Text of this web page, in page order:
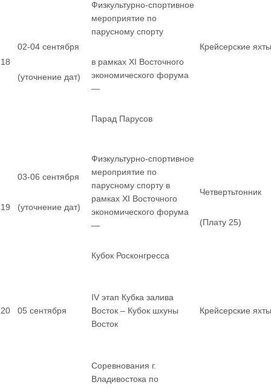
18
02-04 сентября
(уточнение дат)
Физкультурно-спортивное
мероприятие по
парусному спорту
в рамках XI Восточного
экономического форума
—
Парад Парусов
Крейсерские яхты
19
03-06 сентября
(уточнение дат)
Физкультурно-спортивное
мероприятие по
парусному спорту в
рамках XI Восточного
экономического форума
—
Кубок Росконгресса
Четвертьтонник
(Плату 25)
20 05 сентября
IV этап Кубка залива
Восток – Кубок шхуны
Восток
Крейсерские яхты
Соревнования г.
Владивостока по